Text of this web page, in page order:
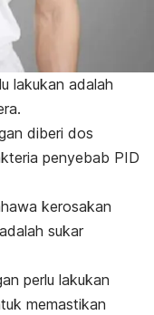
lakukan adalah
diberi dos
penyebab PID
kerosakan
sukar
perlu lakukan
memastikan